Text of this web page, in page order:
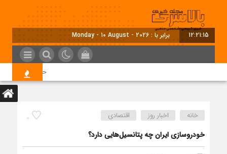
12:21:16 برابر با : Monday - 10 August - 2026
حقایقی جالب
0 خانه اخبار روز اقتصادی
خودروسازی ایران چه پتانسیل‌هایی دارد؟